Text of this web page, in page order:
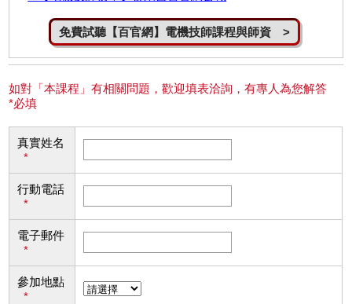
免費試聽【百官網】電機技師課程與師資 >
如對「本課程」有相關問題，歡迎填表洽詢，有專人為您解答
*必填
真實姓名
*
行動電話
*
電子郵件
*
參加地點
*